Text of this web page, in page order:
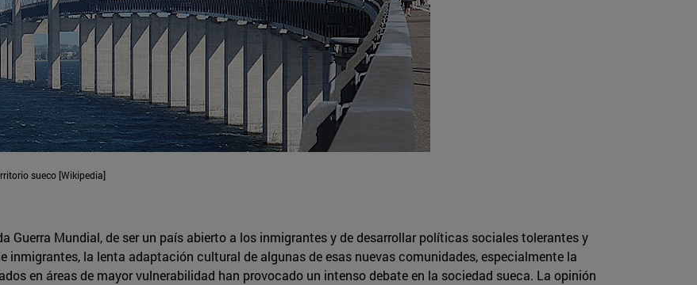
sueco [Wikipedia]
Guerra Mundial, de ser un país abierto a los inmigrantes y de desarrollar políticas sociales tolerantes y
inmigrantes, la lenta adaptación cultural de algunas de esas nuevas comunidades, especialmente la
en áreas de mayor vulnerabilidad han provocado un intenso debate en la sociedad sueca. La opinión